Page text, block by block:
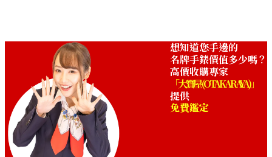
想知道您手邊的
名牌手錶價值多少嗎？
高價收購專家
「大寶屋 (OTAKARAYA)」
提供
免費鑑定